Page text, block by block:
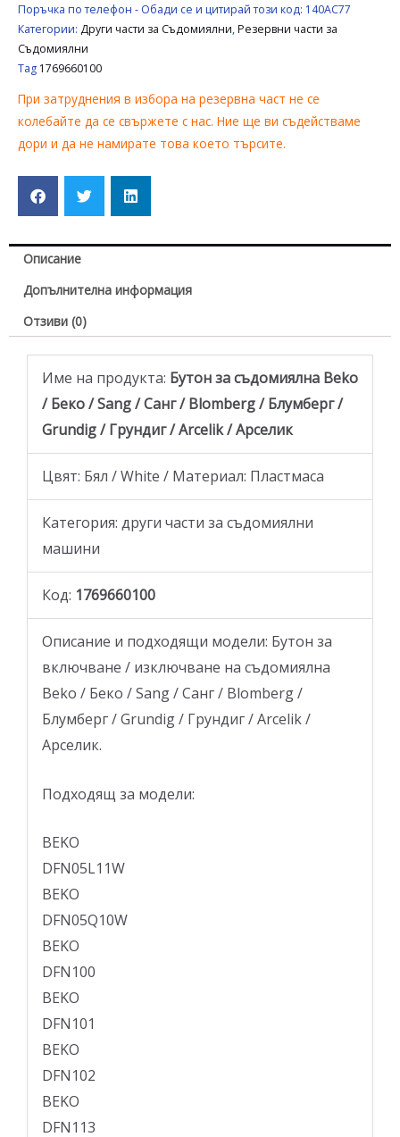
Поръчка по телефон - Обади се и цитирай този код: 140AC77
Категории: Други части за Съдомиялни,Резервни части за
Съдомиялни
Tag 1769660100
При затруднения в избора на резервна част не се
колебайте да се свържете с нас. Ние ще ви съдействаме
дори и да не намирате това което търсите.
Описание
Допълнителна информация
Отзиви (0)
Име на продукта: Бутон за съдомиялна Beko
/ Беко / Sang / Санг / Blomberg / Блумберг /
Grundig / Грундиг / Arcelik / Арселик
Цвят: Бял / White / Материал: Пластмаса
Категория: други части за съдомиялни
машини
Код: 1769660100
Описание и подходящи модели: Бутон за
включване / изключване на съдомиялна
Beko / Беко / Sang / Санг / Blomberg /
Блумберг / Grundig / Грундиг / Arcelik /
Арселик.
Подходящ за модели:
BEKO
DFN05L11W
BEKO
DFN05Q10W
BEKO
DFN100
BEKO
DFN101
BEKO
DFN102
BEKO
DFN113